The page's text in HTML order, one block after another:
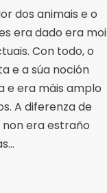
dos animais e o
era dado era moi
Con todo, o
e a súa noción
e era máis amplo
A diferenza de
era estraño